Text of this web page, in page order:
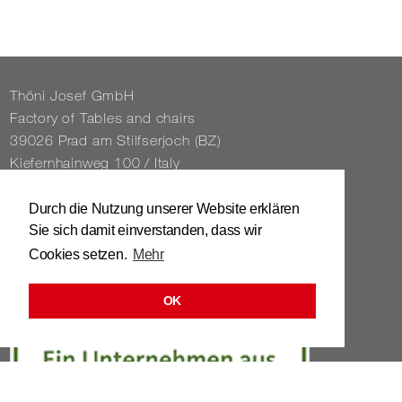
Durch die Nutzung unserer Website erklären
Sie sich damit einverstanden, dass wir
Cookies setzen. Mehr
OK
Thöni Josef GmbH
Fact­ory of Tables and chairs
39026 Prad am Stil­f­ser­joch (BZ)
Kiefernhain­weg 100 / Italy
Tel. 0039 / 0473 / 61 62 43
info@​stuhl.​it